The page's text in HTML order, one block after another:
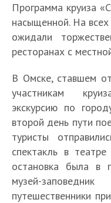
Программа круиза
насыщенной. На всех
ожидали
ресторанах с
В Омске, ставшем
участникам
экскурсию по
второй день пути
туристы
спектакль в
остановка была в
музей-
путешественники